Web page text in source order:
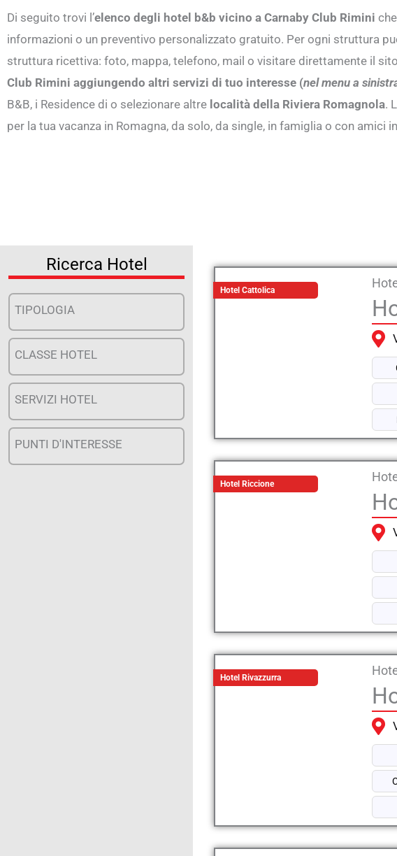
Di seguito trovi l’elenco degli hotel b&b vicino a Carnaby Club Rimini
informazioni o un preventivo personalizzato gratuito. Per ogni struttura
struttura ricettiva: foto, mappa, telefono, mail o visitare direttamente il
Club Rimini aggiungendo altri servizi di tuo interesse (nel menu a
B&B, i Residence di o selezionare altre località della Riviera Romagnola.
per la tua vacanza in Romagna, da solo, da single, in famiglia o con amici
Ricerca Hotel
TIPOLOGIA
CLASSE HOTEL
SERVIZI HOTEL
PUNTI D'INTERESSE
Hotel Cattolica
Hotel Riccione
Hotel Rivazzurra